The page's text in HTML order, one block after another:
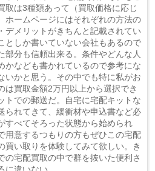
取は3種類あって（買取価格に応じ
ホームページにはそれぞれの方法の
デメリットがきちんと記載されてい
としか書いていない会社もあるので
部分も信頼出来る。条件やどんな人
かなども書かれているので参考にな
いかと思う。その中でも特に私がお
は買取金額2万円以上から選択でき
トでの郵送だ。自宅に宅配キットな
られてきて、緩衝材や申込書など必
すべてそろった状態から始められ
用意するつもりの方もぜひこの宅配
買い取りを体験してみて欲しい。き
の宅配買取の中で群を抜いた便利さ